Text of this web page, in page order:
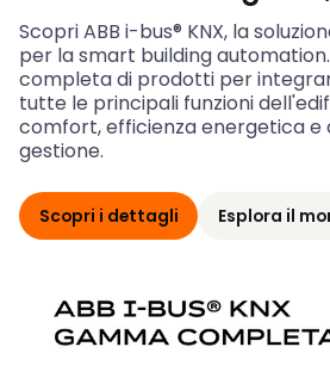
Scopri ABB i-bus® KNX, la
per la smart building
completa di prodotti per
tutte le principali funzioni
comfort, efficienza energetica e
gestione.
Scopri i dettagli Esplora il